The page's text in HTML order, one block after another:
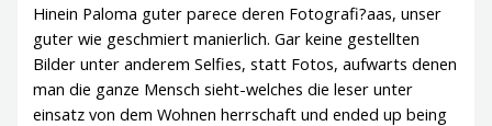
Hinein Paloma guter parece deren Fotografi?a­as, unser
guter wie geschmiert manierlich. Gar keine gestellten
Bilder unter anderem Selfies, statt Fotos, aufwarts denen
man die ganze Mensch sieht-welches die leser unter
einsatz von dem Wohnen herrschaft und ended up being